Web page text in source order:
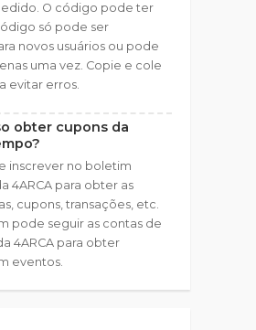
O código pode ter
só pode ser
novos usuários ou pode
uma vez. Copie e cole
evitar erros.
obter cupons da
inscrever no boletim
4ARCA para obter as
cupons, transações, etc.
pode seguir as contas de
4ARCA para obter
eventos.